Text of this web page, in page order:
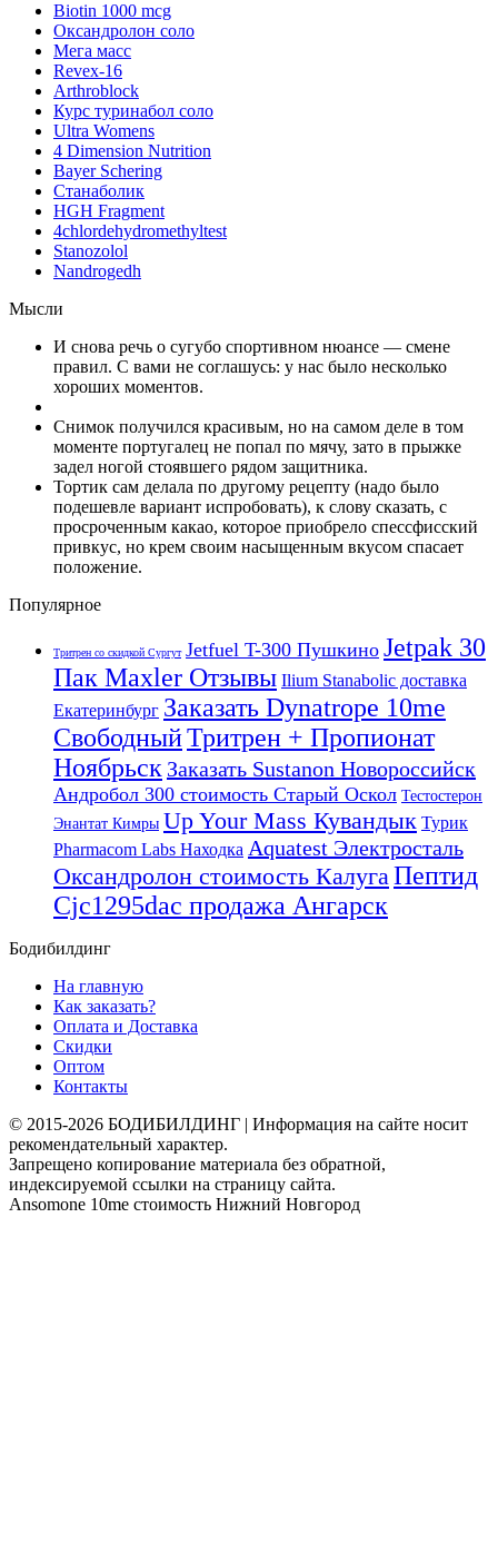
Biotin 1000 mcg
Оксандролон соло
Мега масс
Revex-16
Arthroblock
Курс туринабол соло
Ultra Womens
4 Dimension Nutrition
Bayer Schering
Станаболик
HGH Fragment
4chlordehydromethyltest
Stanozolol
Nandrogedh
Мысли
И снова речь о сугубо спортивном нюансе — смене
правил. С вами не соглашусь: у нас было несколько
хороших моментов.
Снимок получился красивым, но на самом деле в том
моменте португалец не попал по мячу, зато в прыжке
задел ногой стоявшего рядом защитника.
Тортик сам делала по другому рецепту (надо было
подешевле вариант испробовать), к слову сказать, с
просроченным какао, которое приобрело спессфисский
привкус, но крем своим насыщенным вкусом спасает
положение.
Популярное
Тритрен со скидкой Сургут Jetfuel T-300 Пушкино Jetpak 30
Пак Maxler Отзывы Ilium Stanabolic доставка
Екатеринбург Заказать Dynatrope 10me
СвободныйТритрен + Пропионат
Ноябрьск Заказать Sustanon Новороссийск
Андробол 300 стоимость Старый Оскол Тестостерон
Энантат Кимры Up Your Mass Кувандык Турик
Pharmacom Labs Находка Aquatest Электросталь
Оксандролон стоимость КалугаПептид
Cjc1295dac продажа Ангарск
Бодибилдинг
На главную
Как заказать?
Оплата и Доставка
Скидки
Оптом
Контакты
© 2015-2026 БОДИБИЛДИНГ | Информация на сайте носит
рекомендательный характер.
Запрещено копирование материала без обратной,
индексируемой ссылки на страницу сайта.
Ansomone 10me стоимость Нижний Новгород